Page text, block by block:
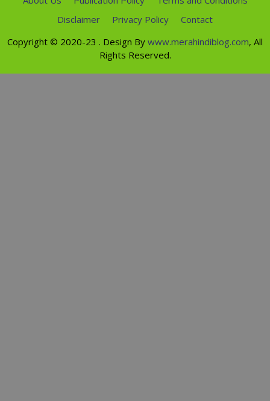
Disclaimer
Privacy Policy
Contact
Copyright © 2020-23 . Design By www.merahindiblog.com, All
Rights Reserved.